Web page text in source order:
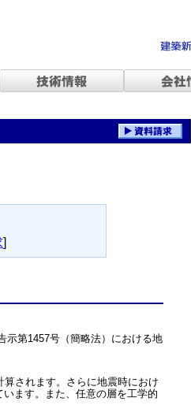
]
示第1457号（簡略法）における地
されます。さらに地震時におけ
ます。また、任意の層を工学的